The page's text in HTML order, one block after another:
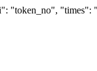
"token_no", "times":